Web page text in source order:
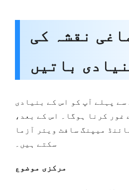
دماغی نقشہ کی
باتیں
پہلے آپ کو اس کے بنیادی
غور کرنا ہوگا۔ اس کے بعد،
میپنگ سافٹ ویئر آزما
سکتے ہیں۔
مرکزی موضوع